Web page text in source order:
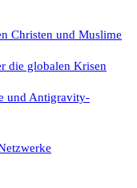
Christen und Muslime
die globalen Krisen
und Antigravity-